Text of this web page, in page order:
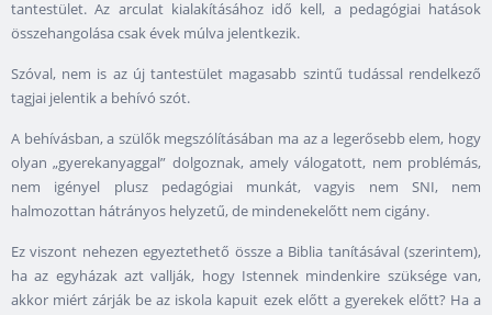
tantestület. Az arculat kialakításához idő kell, a pedagógiai hatások
összehangolása csak évek múlva jelentkezik.
Szóval, nem is az új tantestület magasabb szintű tudással rendelkező
tagjai jelentik a behívó szót.
A behívásban, a szülők megszólításában ma az a legerősebb elem, hogy
olyan „gyerekanyaggal” dolgoznak, amely válogatott, nem problémás,
nem igényel plusz pedagógiai munkát, vagyis nem SNI, nem
halmozottan hátrányos helyzetű, de mindenekelőtt nem cigány.
Ez viszont nehezen egyeztethető össze a Biblia tanításával (szerintem),
ha az egyházak azt vallják, hogy Istennek mindenkire szüksége van,
akkor miért zárják be az iskola kapuit ezek előtt a gyerekek előtt? Ha a